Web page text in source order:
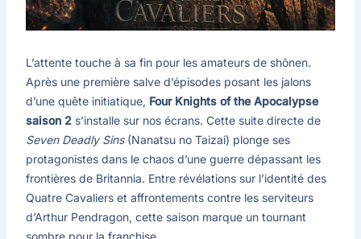
L’attente touche à sa fin pour les amateurs de shōnen.
Après une première salve d’épisodes posant les jalons
d’une quête initiatique, Four Knights of the Apocalypse
saison 2s’installe sur nos écrans. Cette suite directe de
Seven Deadly Sins(Nanatsu no Taizai) plonge ses
protagonistes dans le chaos d’une guerre dépassant les
frontières de Britannia. Entre révélations sur l’identité des
Quatre Cavaliers et affrontements contre les serviteurs
d’Arthur Pendragon, cette saison marque un tournant